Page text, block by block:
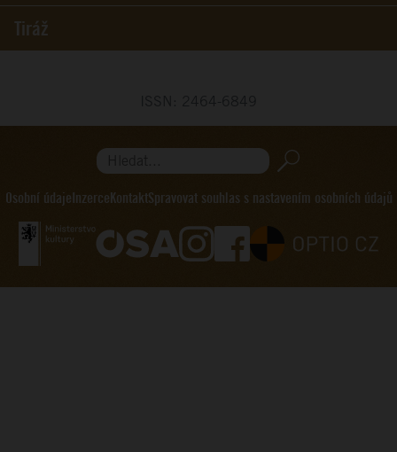
Tiráž
Hledat...
Osobní údaje Inzerce KontaktSpravovat souhlas s nastavením osobních údajů